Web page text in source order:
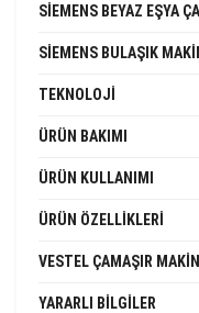
SIEMENS BEYAZ EŞYA
SIEMENS BULAŞIK
TEKNOLOJI
ÜRÜN BAKIMI
ÜRÜN KULLANIMI
ÜRÜN ÖZELLIKLERI
VESTEL ÇAMAŞIR
YARARLI BILGILER